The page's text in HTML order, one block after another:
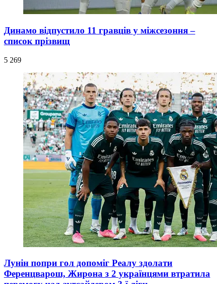
Динамо відпустило 11 гравців у міжсезоння –
список прізвищ
5 269
Лунін попри гол допоміг Реалу здолати
Ференцварош, Жирона з 2 українцями втратила